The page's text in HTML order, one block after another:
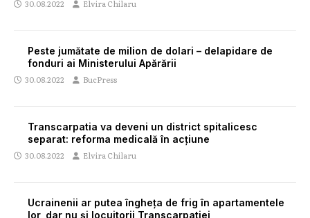
30.08.2022 Elvira Chilaru
Peste jumătate de milion de dolari – delapidare de
fonduri ai Ministerului Apărării
30.08.2022 BucPress
Transcarpatia va deveni un district spitalicesc
separat: reforma medicală în acțiune
30.08.2022 Elvira Chilaru
Ucrainenii ar putea îngheța de frig în apartamentele
lor, dar nu și locuitorii Transcarpatiei